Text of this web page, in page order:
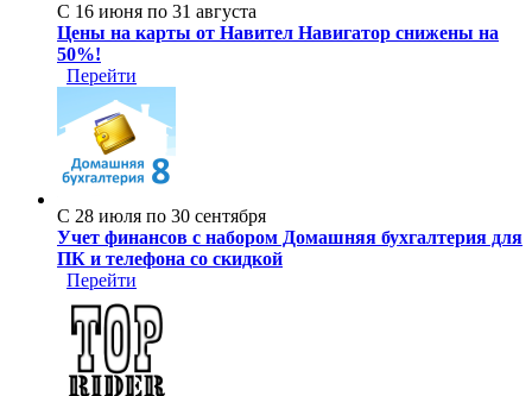
С 16 июня по 31 августа
Цены на карты от Навител Навигатор снижены на
50%!
Перейти
С 28 июля по 30 сентября
Учет финансов с набором Домашняя бухгалтерия для
ПК и телефона со скидкой
Перейти